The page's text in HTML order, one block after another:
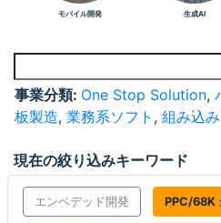
モバイル開発 生成AI
事業分類: One Stop Solution,
板製造, 業務系ソフト , 組み込
現在の絞り込みキーワード
エンベデッド開発 PPC/68K